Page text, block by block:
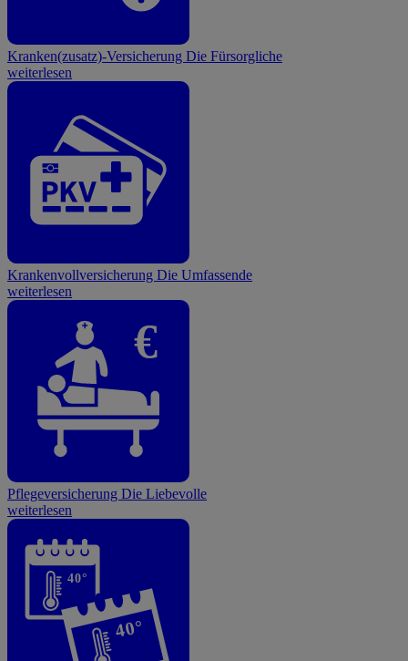
Kranken(zusatz)-Versicherung Die Fürsorgliche
weiterlesen
Krankenvollversicherung Die Umfassende
weiterlesen
€
Pflegeversicherung Die Liebevolle
weiterlesen
40°
40°